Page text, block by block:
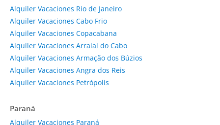
Alquiler Vacaciones Rio de Janeiro
Alquiler Vacaciones Cabo Frio
Alquiler Vacaciones Copacabana
Alquiler Vacaciones Arraial do Cabo
Alquiler Vacaciones Armação dos Búzios
Alquiler Vacaciones Angra dos Reis
Alquiler Vacaciones Petrópolis
Paraná
Alquiler Vacaciones Paraná